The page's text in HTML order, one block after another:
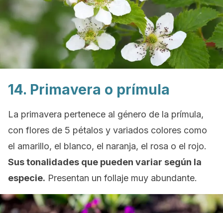
14. Primavera o prímula
La primavera pertenece al género de la prímula,
con flores de 5 pétalos y variados colores como
el amarillo, el blanco, el naranja, el rosa o el rojo.
Sus tonalidades que pueden variar según la
especie. Presentan un follaje muy abundante.